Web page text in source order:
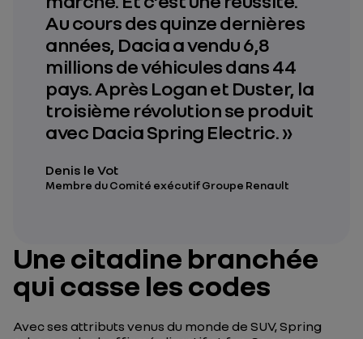
Au cours des quinze dernières
années, Dacia a vendu 6,8
millions de véhicules dans 44
pays. Après Logan et Duster, la
troisième révolution se produit
avec Dacia Spring Electric. »
Denis le Vot
Membre du Comité exécutif Groupe Renault
Une citadine branchée
qui casse les codes
Avec ses attributs venus du monde de SUV, Spring